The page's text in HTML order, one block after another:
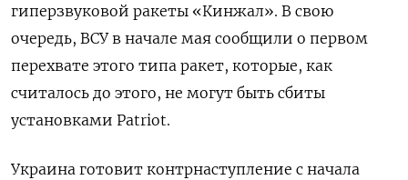
гиперзвуковой ракеты «Кинжал». В свою
очередь, ВСУ в начале мая сообщили о первом
перехвате этого типа ракет, которые, как
считалось до этого, не могут быть сбиты
установками Patriot.
Украина готовит контрнаступление с начала